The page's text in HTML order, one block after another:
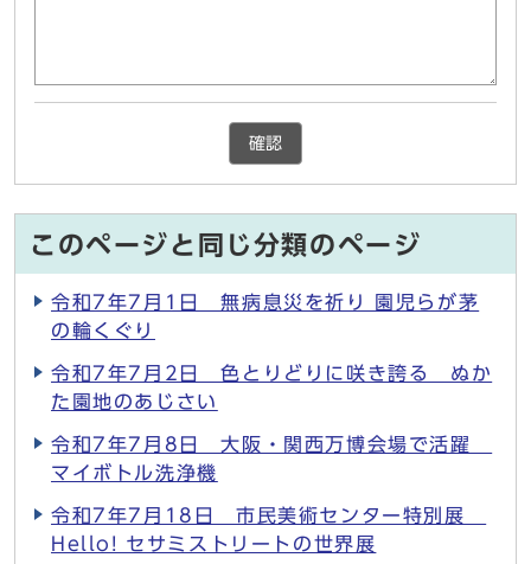
確認
このページと同じ分類のページ
令和7年7月1日 無病息災を祈り 園児らが茅
の輪くぐり
令和7年7月2日 色とりどりに咲き誇る ぬか
た園地のあじさい
令和7年7月8日 大阪・関西万博会場で活躍
マイボトル洗浄機
令和7年7月18日 市民美術センター特別展
Hello! セサミストリートの世界展